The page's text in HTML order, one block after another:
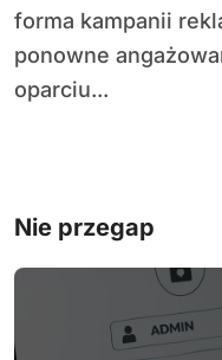
forma kampanii
ponowne
oparciu...
Nie przegap